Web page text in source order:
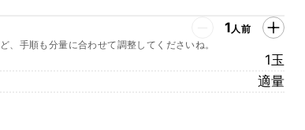
1人前
、手順も分量に合わせて調整してくださいね。
1玉
適量